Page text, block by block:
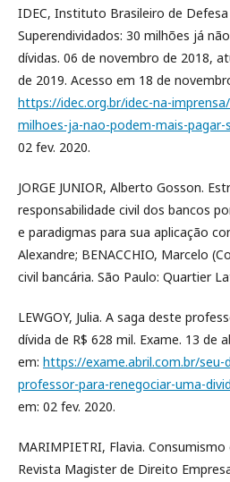
IDEC, Instituto Brasileiro de
Superendividados: 30 milhões já
dívidas. 06 de novembro de 2018,
de 2019. Acesso em 18 de
https://idec.org.br/idec-na-
milhoes-ja-nao-podem-mais-pagar-
02 fev. 2020.
JORGE JUNIOR, Alberto Gosson.
responsabilidade civil dos bancos
e paradigmas para sua aplicação
Alexandre; BENACCHIO, Marcelo
civil bancária. São Paulo: Quartier
LEWGOY, Julia. A saga deste
dívida de R$ 628 mil. Exame. 13 de
em: https://exame.abril.com.br/seu-
professor-para-renegociar-uma-
em: 02 fev. 2020.
MARIMPIETRI, Flavia.
Revista Magister de Direito